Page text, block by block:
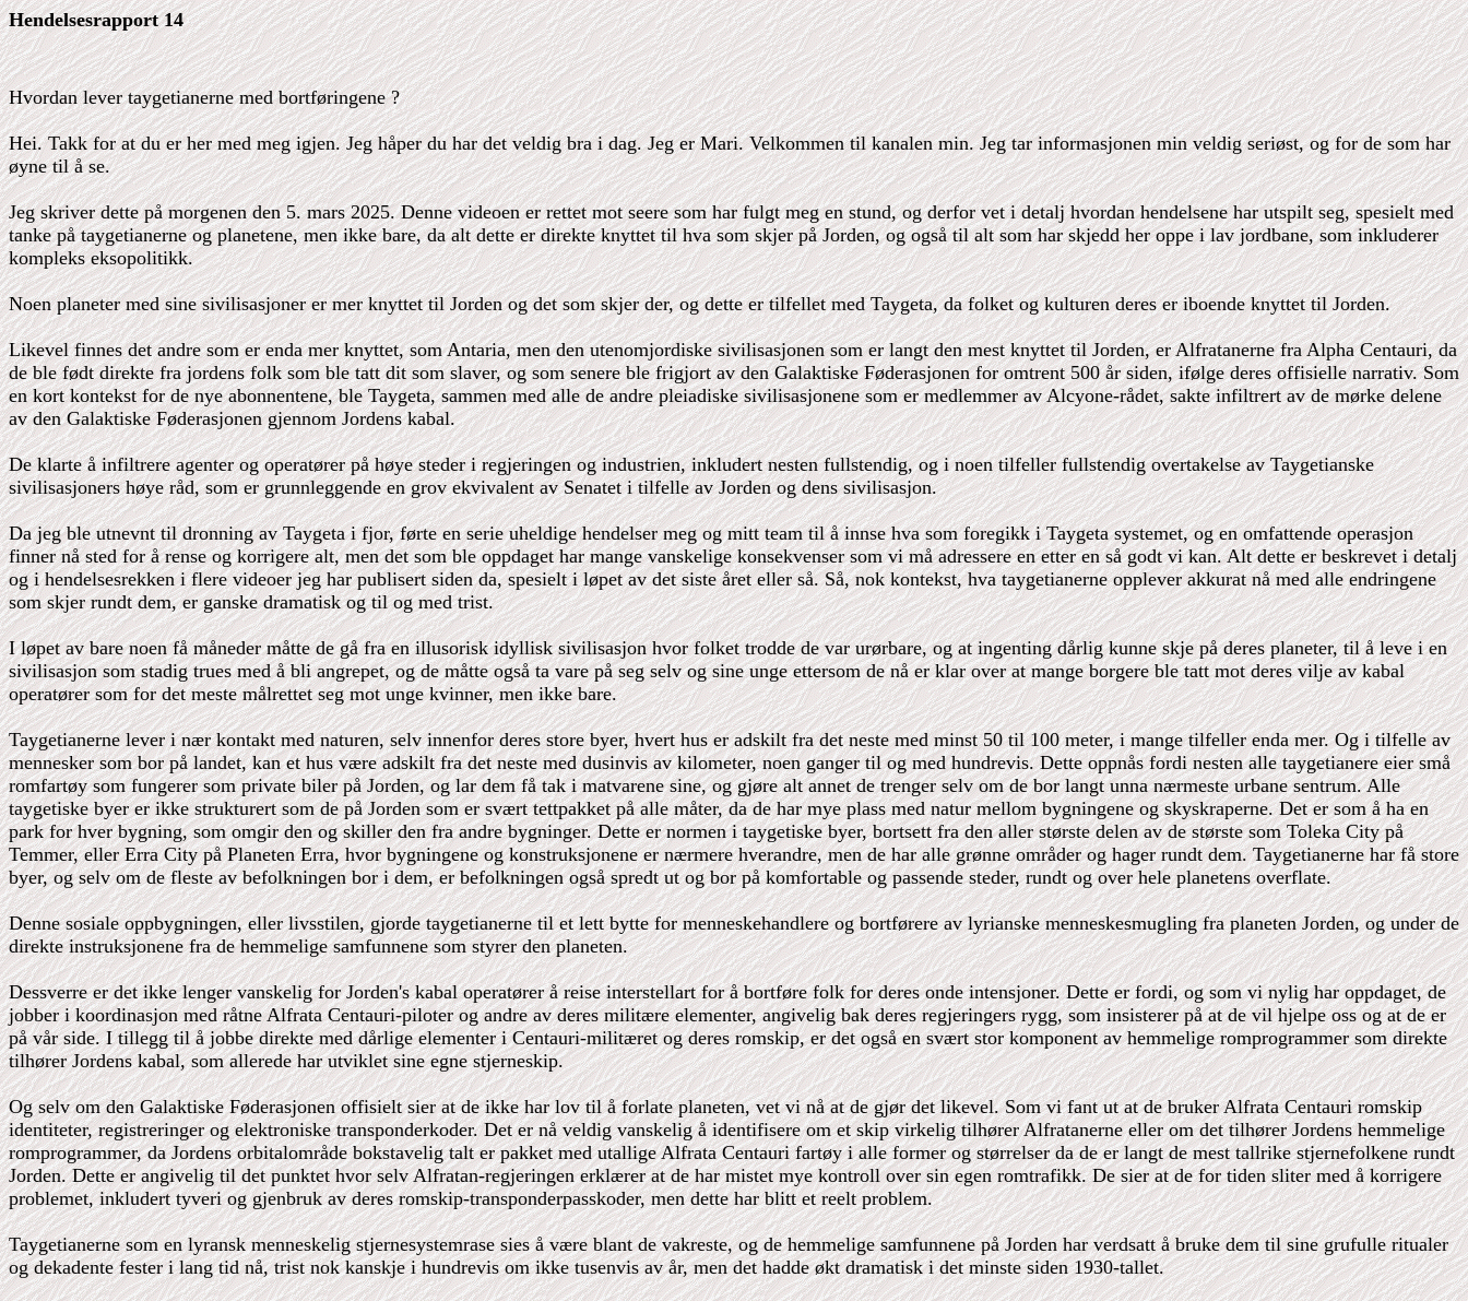
Hendelsesrapport 14
Hvordan lever taygetianerne med bortføringene ?
Hei. Takk for at du er her med meg igjen. Jeg håper du har det veldig bra i dag. Jeg er Mari. Velkommen til kanalen min. Jeg tar informasjonen min veldig seriøst, og for de som har
øyne til å se.
Jeg skriver dette på morgenen den 5. mars 2025. Denne videoen er rettet mot seere som har fulgt meg en stund, og derfor vet i detalj hvordan hendelsene har utspilt seg, spesielt med
tanke på taygetianerne og planetene, men ikke bare, da alt dette er direkte knyttet til hva som skjer på Jorden, og også til alt som har skjedd her oppe i lav jordbane, som inkluderer
kompleks eksopolitikk.
Noen planeter med sine sivilisasjoner er mer knyttet til Jorden og det som skjer der, og dette er tilfellet med Taygeta, da folket og kulturen deres er iboende knyttet til Jorden.
Likevel finnes det andre som er enda mer knyttet, som Antaria, men den utenomjordiske sivilisasjonen som er langt den mest knyttet til Jorden, er Alfratanerne fra Alpha Centauri, da
de ble født direkte fra jordens folk som ble tatt dit som slaver, og som senere ble frigjort av den Galaktiske Føderasjonen for omtrent 500 år siden, ifølge deres offisielle narrativ. Som
en kort kontekst for de nye abonnentene, ble Taygeta, sammen med alle de andre pleiadiske sivilisasjonene som er medlemmer av Alcyone-rådet, sakte infiltrert av de mørke delene
av den Galaktiske Føderasjonen gjennom Jordens kabal.
De klarte å infiltrere agenter og operatører på høye steder i regjeringen og industrien, inkludert nesten fullstendig, og i noen tilfeller fullstendig overtakelse av Taygetianske
sivilisasjoners høye råd, som er grunnleggende en grov ekvivalent av Senatet i tilfelle av Jorden og dens sivilisasjon.
Da jeg ble utnevnt til dronning av Taygeta i fjor, førte en serie uheldige hendelser meg og mitt team til å innse hva som foregikk i Taygeta systemet, og en omfattende operasjon
finner nå sted for å rense og korrigere alt, men det som ble oppdaget har mange vanskelige konsekvenser som vi må adressere en etter en så godt vi kan. Alt dette er beskrevet i detalj
og i hendelsesrekken i flere videoer jeg har publisert siden da, spesielt i løpet av det siste året eller så. Så, nok kontekst, hva taygetianerne opplever akkurat nå med alle endringene
som skjer rundt dem, er ganske dramatisk og til og med trist.
I løpet av bare noen få måneder måtte de gå fra en illusorisk idyllisk sivilisasjon hvor folket trodde de var urørbare, og at ingenting dårlig kunne skje på deres planeter, til å leve i en
sivilisasjon som stadig trues med å bli angrepet, og de måtte også ta vare på seg selv og sine unge ettersom de nå er klar over at mange borgere ble tatt mot deres vilje av kabal
operatører som for det meste målrettet seg mot unge kvinner, men ikke bare.
Taygetianerne lever i nær kontakt med naturen, selv innenfor deres store byer, hvert hus er adskilt fra det neste med minst 50 til 100 meter, i mange tilfeller enda mer. Og i tilfelle av
mennesker som bor på landet, kan et hus være adskilt fra det neste med dusinvis av kilometer, noen ganger til og med hundrevis. Dette oppnås fordi nesten alle taygetianere eier små
romfartøy som fungerer som private biler på Jorden, og lar dem få tak i matvarene sine, og gjøre alt annet de trenger selv om de bor langt unna nærmeste urbane sentrum. Alle
taygetiske byer er ikke strukturert som de på Jorden som er svært tettpakket på alle måter, da de har mye plass med natur mellom bygningene og skyskraperne. Det er som å ha en
park for hver bygning, som omgir den og skiller den fra andre bygninger. Dette er normen i taygetiske byer, bortsett fra den aller største delen av de største som Toleka City på
Temmer, eller Erra City på Planeten Erra, hvor bygningene og konstruksjonene er nærmere hverandre, men de har alle grønne områder og hager rundt dem. Taygetianerne har få store
byer, og selv om de fleste av befolkningen bor i dem, er befolkningen også spredt ut og bor på komfortable og passende steder, rundt og over hele planetens overflate.
Denne sosiale oppbygningen, eller livsstilen, gjorde taygetianerne til et lett bytte for menneskehandlere og bortførere av lyrianske menneskesmugling fra planeten Jorden, og under de
direkte instruksjonene fra de hemmelige samfunnene som styrer den planeten.
Dessverre er det ikke lenger vanskelig for Jorden's kabal operatører å reise interstellart for å bortføre folk for deres onde intensjoner. Dette er fordi, og som vi nylig har oppdaget, de
jobber i koordinasjon med råtne Alfrata Centauri-piloter og andre av deres militære elementer, angivelig bak deres regjeringers rygg, som insisterer på at de vil hjelpe oss og at de er
på vår side. I tillegg til å jobbe direkte med dårlige elementer i Centauri-militæret og deres romskip, er det også en svært stor komponent av hemmelige romprogrammer som direkte
tilhører Jordens kabal, som allerede har utviklet sine egne stjerneskip.
Og selv om den Galaktiske Føderasjonen offisielt sier at de ikke har lov til å forlate planeten, vet vi nå at de gjør det likevel. Som vi fant ut at de bruker Alfrata Centauri romskip
identiteter, registreringer og elektroniske transponderkoder. Det er nå veldig vanskelig å identifisere om et skip virkelig tilhører Alfratanerne eller om det tilhører Jordens hemmelige
romprogrammer, da Jordens orbitalområde bokstavelig talt er pakket med utallige Alfrata Centauri fartøy i alle former og størrelser da de er langt de mest tallrike stjernefolkene rundt
Jorden. Dette er angivelig til det punktet hvor selv Alfratan-regjeringen erklærer at de har mistet mye kontroll over sin egen romtrafikk. De sier at de for tiden sliter med å korrigere
problemet, inkludert tyveri og gjenbruk av deres romskip-transponderpasskoder, men dette har blitt et reelt problem.
Taygetianerne som en lyransk menneskelig stjernesystemrase sies å være blant de vakreste, og de hemmelige samfunnene på Jorden har verdsatt å bruke dem til sine grufulle ritualer
og dekadente fester i lang tid nå, trist nok kanskje i hundrevis om ikke tusenvis av år, men det hadde økt dramatisk i det minste siden 1930-tallet.